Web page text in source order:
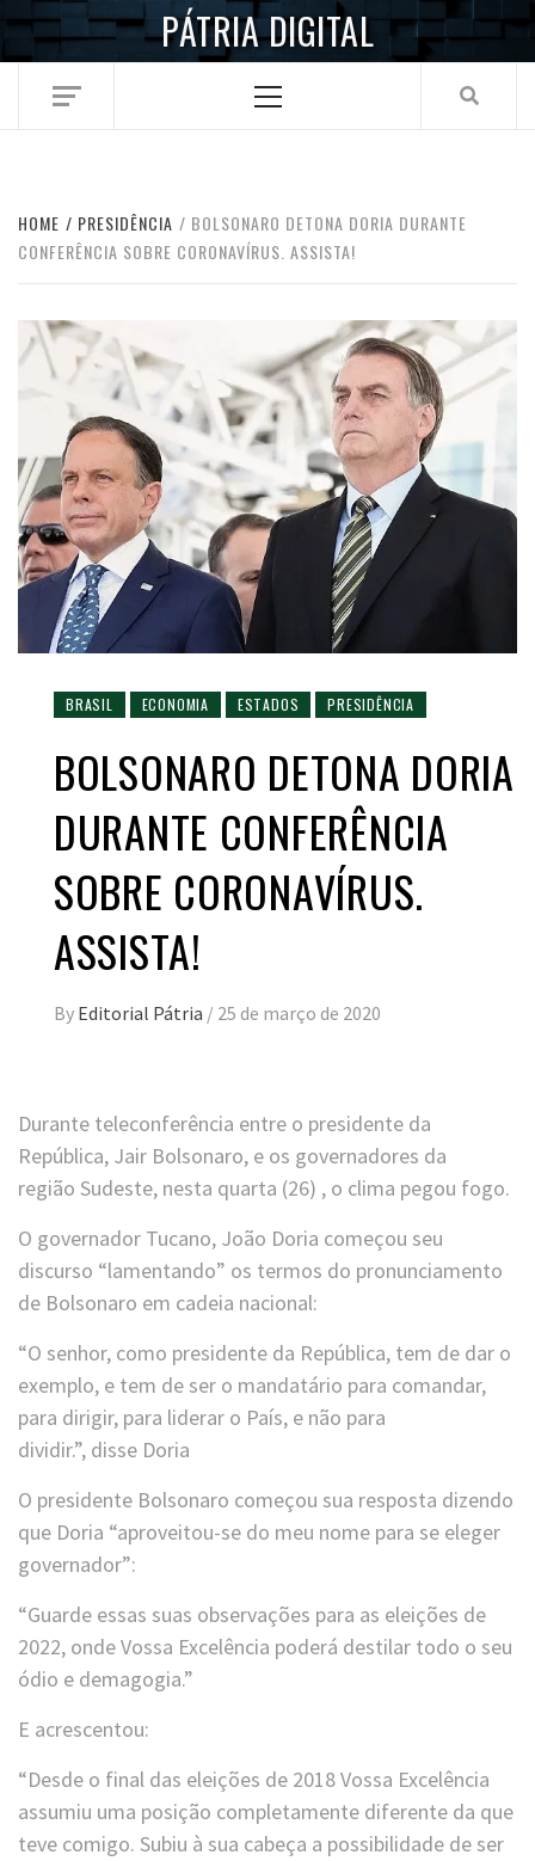
Skip
PÁTRIA DIGITAL
Menu
HOME PRESIDÊNCIA
BOLSONARO DETONA DORIA DURANTE
CONFERÊNCIA SOBRE CORONAVÍRUS. ASSISTA!
BRASIL ECONOMIA ESTADOS PRESIDÊNCIA
BOLSONARO DETONA DORIA
DURANTE CONFERÊNCIA
SOBRE CORONAVÍRUS.
ASSISTA!
By Editorial Pátria / 25 de março de 2020
Durante teleconferência entre o presidente da
República, Jair Bolsonaro, e os governadores da
região Sudeste, nesta quarta (26) , o clima pegou fogo.
O governador Tucano, João Doria começou seu
discurso “lamentando” os termos do pronunciamento
de Bolsonaro em cadeia nacional:
“O senhor, como presidente da República, tem de dar o
exemplo, e tem de ser o mandatário para comandar,
para dirigir, para liderar o País, e não para
dividir.”, disse Doria
O presidente Bolsonaro começou sua resposta dizendo
que Doria “aproveitou-se do meu nome para se eleger
governador”:
“Guarde essas suas observações para as eleições de
2022, onde Vossa Excelência poderá destilar todo o seu
ódio e demagogia.”
E acrescentou:
“Desde o final das eleições de 2018 Vossa Excelência
assumiu uma posição completamente diferente da que
teve comigo. Subiu à sua cabeça a possibilidade de ser